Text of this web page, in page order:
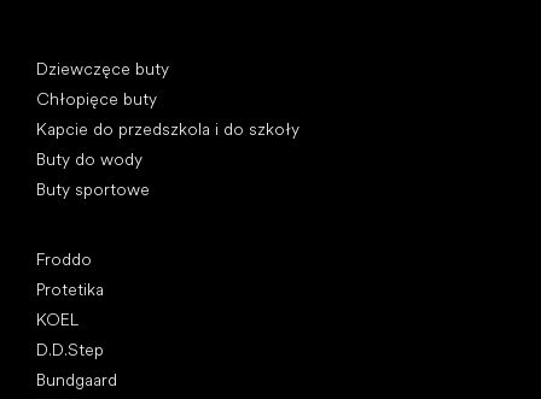
Dziewczęce buty
Chłopięce buty
Kapcie do przedszkola i do szkoły
Buty do wody
Buty sportowe
Froddo
Protetika
KOEL
D.D.Step
Bundgaard